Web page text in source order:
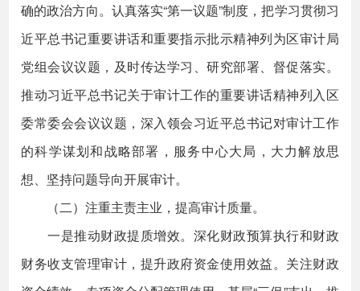
确的政治方向。认真落实“第一议题”制度，把学习贯彻习
近平总书记重要讲话和重要指示批示精神列为区审计局
党组会议议题，及时传达学习、研究部署、督促落实。
推动习近平总书记关于审计工作的重要讲话精神列入区
委常委会会议议题，深入领会习近平总书记对审计工作
的科学谋划和战略部署，服务中心大局，大力解放思
想、坚持问题导向开展审计。
（二）注重主责主业，提高审计质量。
一是推动财政提质增效。深化财政预算执行和财政
财务收支管理审计，提升政府资金使用效益。关注财政